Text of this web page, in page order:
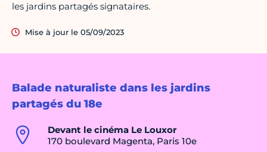
Balade naturaliste dans les jardins
partagés du 18e
Devant le cinéma Le Louxor
170 boulevard Magenta, Paris 10e
les jardins partagés signataires.
Mise à jour le 05/09/2023